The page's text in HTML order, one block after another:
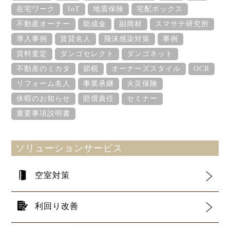
在宅ワーク
IoT 地震保険
宅配ボックス
不動産オーナー
助成金 副商材
スマサテ研究所
導入事例
賃貸名人 飛沫感染対策
事例
賃料査定
ダンゴセレクト
ダンゴネット
不動産のミカタ
節税 オーナーズスタイル
OCR
リフォーム名人
事業承継
火災保険
休暇のお知らせ
賠償責任
セミナー
重要事項説明書
ソリューションサービス
空室対策
利回り改善